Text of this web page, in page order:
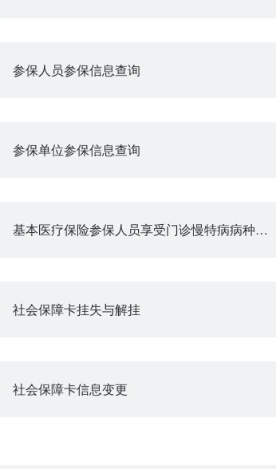
参保人员参保信息查询
参保单位参保信息查询
基本医疗保险参保人员享受门诊慢特病病种待遇认定
社会保障卡挂失与解挂
社会保障卡信息变更